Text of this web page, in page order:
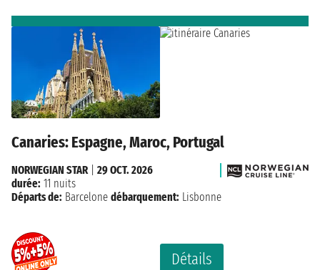
Canaries: Espagne, Maroc, Portugal
Détails
NORWEGIAN STAR| 29 OCT. 2026
durée: 11 nuits
Départs de: Barcelone débarquement: Lisbonne